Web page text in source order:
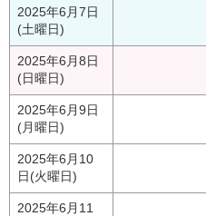
2025年6月7日
(土曜日)
2025年6月8日
(日曜日)
2025年6月9日
(月曜日)
2025年6月10
日(火曜日)
2025年6月11